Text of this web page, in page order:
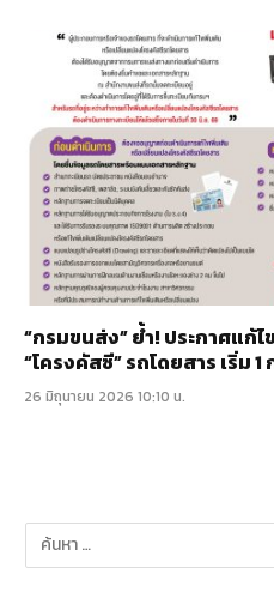
“กรมขนส่ง” ย้ำ! ประกาศแก้
“โครงคัสซี” รถโดยสาร เริ่ม 1
26 มิถุนายน 2026 10:10 น.